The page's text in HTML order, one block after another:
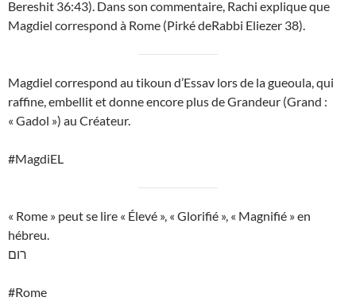
Bereshit 36:43). Dans son commentaire, Rachi explique que
Magdiel correspond à Rome (Pirké deRabbi Eliezer 38).
Magdiel correspond au tikoun d’Essav lors de la gueoula, qui
raffine, embellit et donne encore plus de Grandeur (Grand :
« Gadol ») au Créateur.
#MagdiEL
« Rome » peut se lire « Élevé », « Glorifié », « Magnifié » en
hébreu.
רום
#Rome